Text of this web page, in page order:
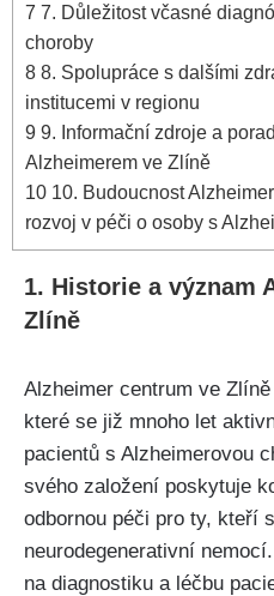
7 7. Důležitost včasné
choroby
8 8. Spolupráce s dalšími
institucemi v regionu
9 9. Informační zdroje a
Alzheimerem ve Zlíně
10 10. Budoucnost
rozvoj v péči o osoby s
1. Historie a význam
Zlíně
Alzheimer centrum ve
které se již mnoho let
pacientů s Alzheimerovou
svého založení poskytuje
odbornou péči pro ty, kteří
neurodegenerativní
na diagnostiku a léčbu